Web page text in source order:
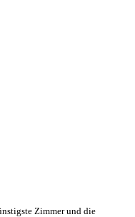
Zimmer und die